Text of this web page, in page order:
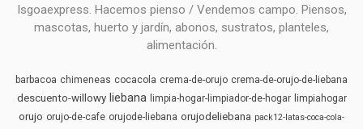
Isgoaexpress. Hacemos pienso / Vendemos campo. Piensos,
mascotas, huerto y jardín, abonos, sustratos, planteles,
alimentación.
barbacoa chimeneas cocacola crema-de-orujo crema-de-orujo-de-liebana
descuento-willowy liebana limpia-hogar-limpiador-de-hogar limpiahogar
orujo orujo-de-cafe orujode-liebana orujodeliebana pack12-latas-coca-cola-